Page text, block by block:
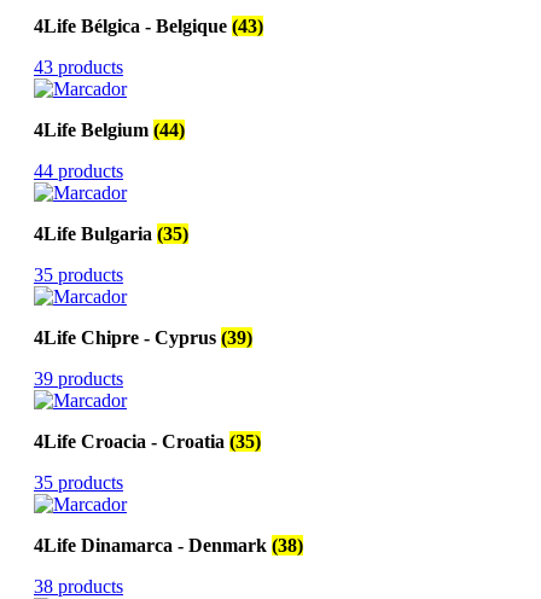
4Life Bélgica - Belgique (43)
43 products
4Life Belgium (44)
44 products
4Life Bulgaria (35)
35 products
4Life Chipre - Cyprus (39)
39 products
4Life Croacia - Croatia (35)
35 products
4Life Dinamarca - Denmark (38)
38 products